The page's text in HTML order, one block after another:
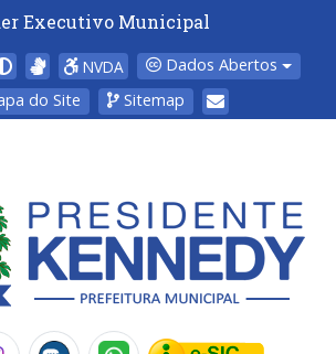
Executivo Municipal
NVDA
Dados Abertos
do Site
Sitemap